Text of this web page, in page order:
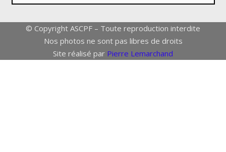
© Copyright ASCPF – Toute reproduction interdite
Nos photos ne sont pas libres de droits
Site réalisé par Pierre Lemarchand